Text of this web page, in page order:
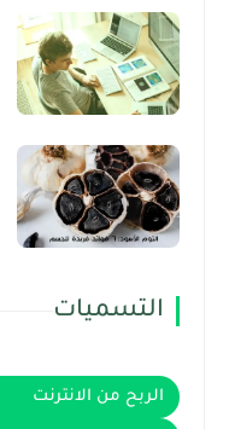
التسميات
الربح من الانترنت